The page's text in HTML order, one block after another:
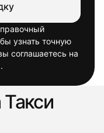
узнать точную
соглашаетесь на
.
Такси